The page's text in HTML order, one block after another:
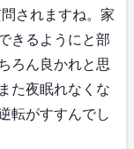
されますね。家
きるようにと部
ろん良かれと思
た夜眠れなくな
転がすすんでし